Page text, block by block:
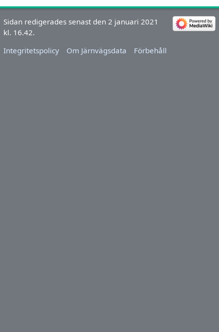
Sidan redigerades senast den 2 januari 2021
kl. 16.42.
Integritetspolicy
Om Järnvägsdata Förbehåll